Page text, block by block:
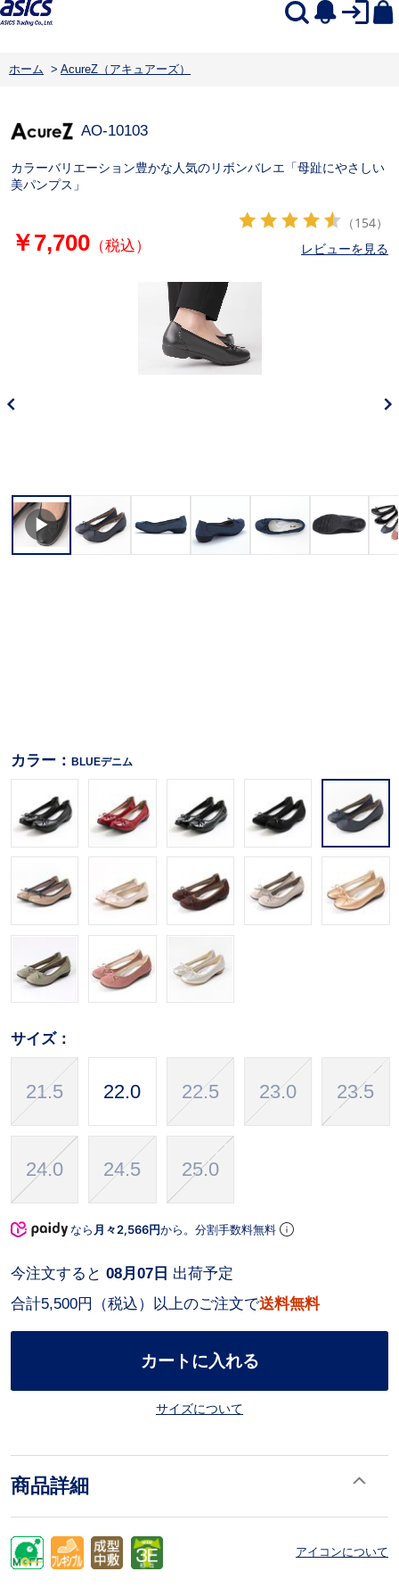
ホーム > AcureZ（アキュアーズ）
AO-10103
カラーバリエーション豊かな人気のリボンバレエ「母趾にやさしい
美パンプス」
￥7,700（税込）
（154）
レビューを見る
カラー： BLUEデニム
サイズ：
21.5 22.0 22.5 23.0 23.5
24.0 24.5 25.0
なら 月々2,566円から。分割手数料無料
合計5,500円（税込）以上のご注文で送料無料
今注文すると 08月07日 出荷予定
カートに入れる
サイズについて
商品詳細
アイコンについて